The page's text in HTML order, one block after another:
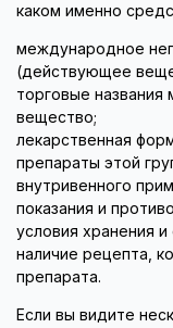
каком именно
международное
(действующее
торговые
вещество;
лекарственная
препараты этой
внутривенного
показания и
условия хранения и
наличие рецепта,
препарата.
Если вы видите